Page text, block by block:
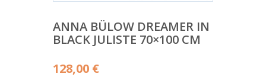
ANNA BÜLOW DREAMER IN
BLACK JULISTE 70×100 CM
128,00 €